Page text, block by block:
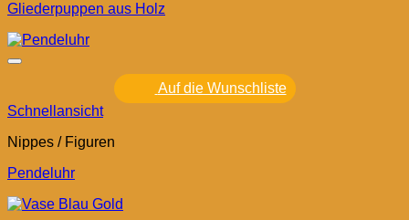
Gliederpuppen aus Holz
Auf die Wunschliste
Schnellansicht
Nippes / Figuren
Pendeluhr